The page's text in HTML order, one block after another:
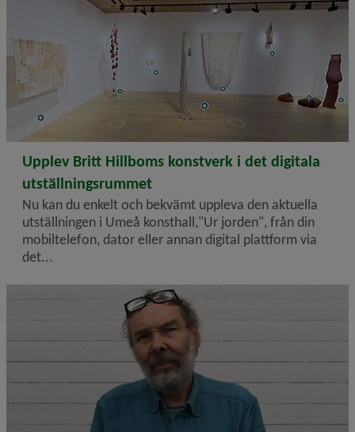
2026-01-21
Upplev Britt Hillboms konstverk i det digitala
utställningsrummet
Nu kan du enkelt och bekvämt uppleva den aktuella
utställningen i Umeå konsthall,"Ur jorden", från din
mobiltelefon, dator eller annan digital plattform via
det...